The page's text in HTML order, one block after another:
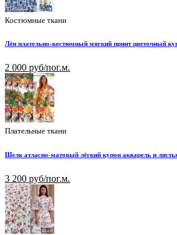
Костюмные ткани
Лён плательно-костюмный мягкий принт цветочный
2 000 руб/пог.м.
Плательные ткани
Шелк атласно-матовый лёгкий купон акварель и
3 200 руб/пог.м.